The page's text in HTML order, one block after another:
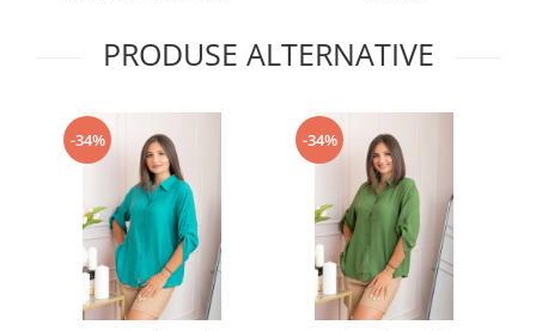
PRODUSE ALTERNATIVE
-34% -34%